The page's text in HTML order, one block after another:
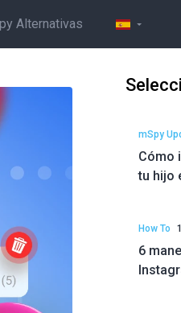
Alternativas
mSpy
Cómo
tu hijo
How To
6